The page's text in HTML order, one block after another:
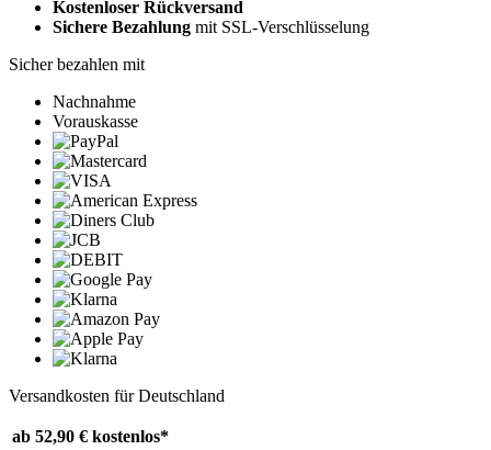
Kostenloser Rückversand
Sichere Bezahlung mit SSL-Verschlüsselung
Sicher bezahlen mit
Nachnahme
Vorauskasse
Versandkosten für Deutschland
ab 52,90 € kostenlos*